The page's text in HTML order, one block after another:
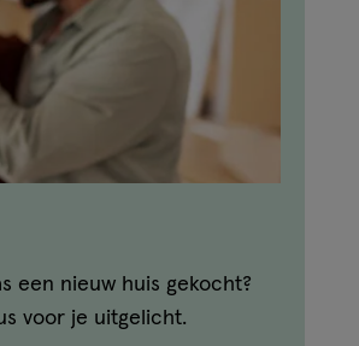
een nieuw huis gekocht?
voor je uitgelicht.